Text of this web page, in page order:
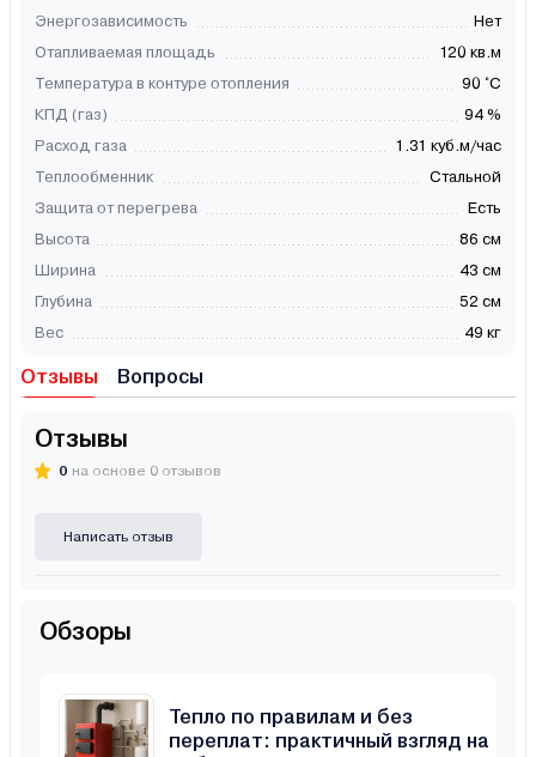
Энергозависимость
Нет
Отапливаемая площадь
120 кв.м
Температура в контуре отопления
90 °C
КПД (газ)
94 %
Расход газа
1.31 куб.м/час
Теплообменник
Стальной
Защита от перегрева
Есть
Высота
86 см
Ширина
43 см
Глубина
52 см
Вес
49 кг
Отзывы Вопросы
Отзывы
0 на основе 0 отзывов
Написать отзыв
Обзоры
Тепло по правилам и без
переплат: практичный взгляд на